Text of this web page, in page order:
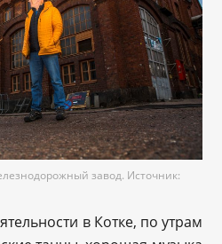
завод. Источник:
в Котке, по утрам